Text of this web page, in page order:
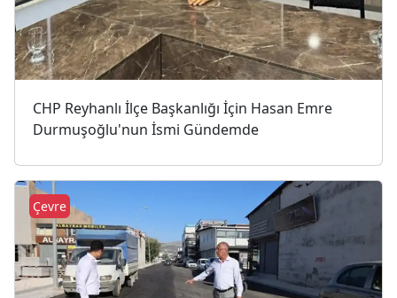
CHP Reyhanlı İlçe Başkanlığı İçin Hasan Emre
Durmuşoğlu'nun İsmi Gündemde
Çevre